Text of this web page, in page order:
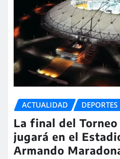
ACTUALIDAD DEPORTES
La final del Torneo
jugará en el
Armando